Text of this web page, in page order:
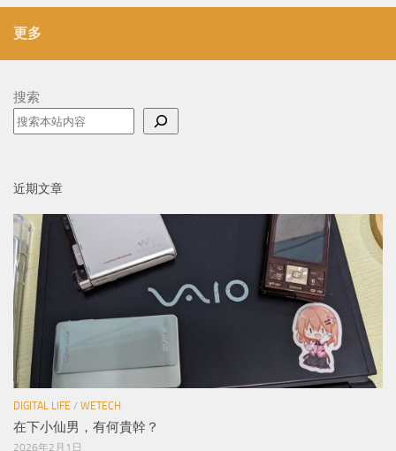
更多
搜索
近期文章
DIGITAL LIFE / WETECH
在下小仙男，有何貴幹？
2026年2月1日